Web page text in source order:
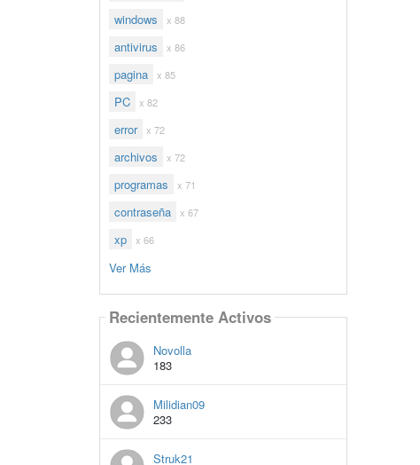
windows x 88
antivirus x 86
pagina x 85
PC x 82
error x 72
archivos x 72
programas x 71
contraseña x 67
xp x 66
Ver Más
Recientemente Activos
Novolla
183
Milidian09
233
Struk21